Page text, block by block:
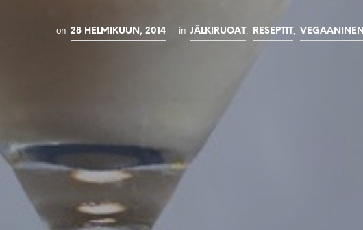
on 28 HELMIKUUN, 2014 in JÄLKIRUOAT, RESEPTIT, VEGAANINEN